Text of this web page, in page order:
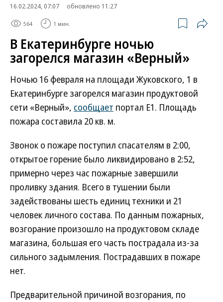
16.02.2024, 07:07
обновлено 11:27
564 1 мин.
В Екатеринбурге ночью
загорелся магазин «Верный»
Ночью 16 февраля на площади Жуковского, 1 в
Екатеринбурге загорелся магазин продуктовой
сети «Верный», сообщает портал Е1. Площадь
пожара составила 20 кв. м.
Звонок о пожаре поступил спасателям в 2:00,
открытое горение было ликвидировано в 2:52,
примерно через час пожарные завершили
проливку здания. Всего в тушении были
задействованы шесть единиц техники и 21
человек личного состава. По данным пожарных,
возгорание произошло на продуктовом складе
магазина, большая его часть пострадала из-за
сильного задымления. Пострадавших в пожаре
нет.
Предварительной причиной возгорания, по